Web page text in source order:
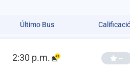
Último Bus
2:30 p.m. --